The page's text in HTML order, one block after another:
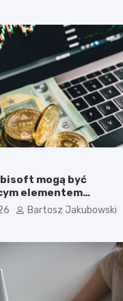
mogą być
elementem
portfela
Bartosz Jakubowski